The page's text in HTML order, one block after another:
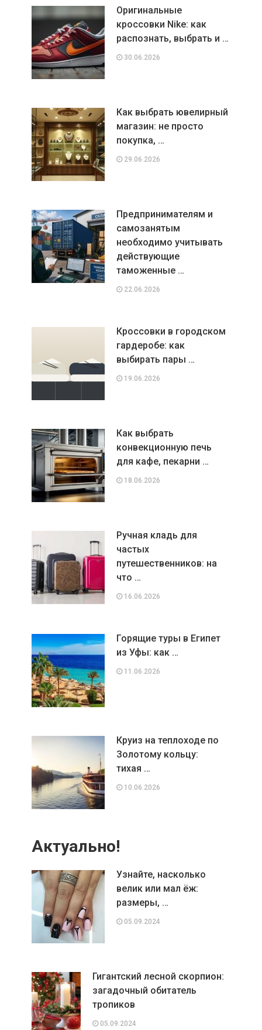
Оригинальные
кроссовки Nike: как
распознать, выбрать и …
30.06.2026
Как выбрать ювелирный
магазин: не просто
покупка, …
29.06.2026
Предпринимателям и
самозанятым
необходимо учитывать
действующие
таможенные …
22.06.2026
Кроссовки в городском
гардеробе: как
выбирать пары …
19.06.2026
Как выбрать
конвекционную печь
для кафе, пекарни …
18.06.2026
Ручная кладь для
частых
путешественников: на
что …
16.06.2026
Горящие туры в Египет
из Уфы: как …
11.06.2026
Круиз на теплоходе по
Золотому кольцу:
тихая …
10.06.2026
Актуально!
Узнайте, насколько
велик или мал ёж:
размеры, …
05.09.2024
Гигантский лесной скорпион:
загадочный обитатель
тропиков
05.09.2024